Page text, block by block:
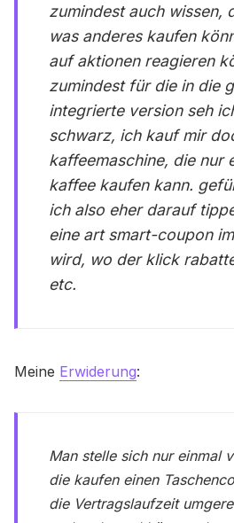
zumindest auch wissen,
was anderes kaufen
auf aktionen reagieren
zumindest für die in die
integrierte version seh
schwarz, ich kauf mir
kaffeemaschine, die nur
kaffee kaufen kann.
ich also eher darauf
eine art smart-coupon
wird, wo der klick
etc.
Meine Erwiderung:
Man stelle sich nur einmal
die kaufen einen
die Vertragslaufzeit